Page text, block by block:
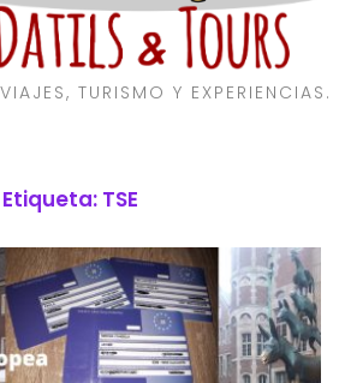
TURISMO Y EXPERIENCIAS.
Etiqueta: TSE